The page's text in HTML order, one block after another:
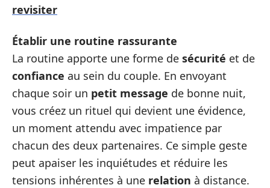
revisiter
Établir une routine rassurante
La routine apporte une forme de sécurité et de
confiance au sein du couple. En envoyant
chaque soir un petit message de bonne nuit,
vous créez un rituel qui devient une évidence,
un moment attendu avec impatience par
chacun des deux partenaires. Ce simple geste
peut apaiser les inquiétudes et réduire les
tensions inhérentes à une relation à distance.